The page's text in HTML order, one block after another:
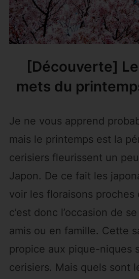
[Découverte]
mets du
Je ne vous apprend
mais le printemps est la
cerisiers fleurissent un
Japon. De ce fait les
voir les floraisons
c’est donc l’occasion de
amis ou en famille. Cette
propice aux pique-niques
cerisiers. Mais quels sont